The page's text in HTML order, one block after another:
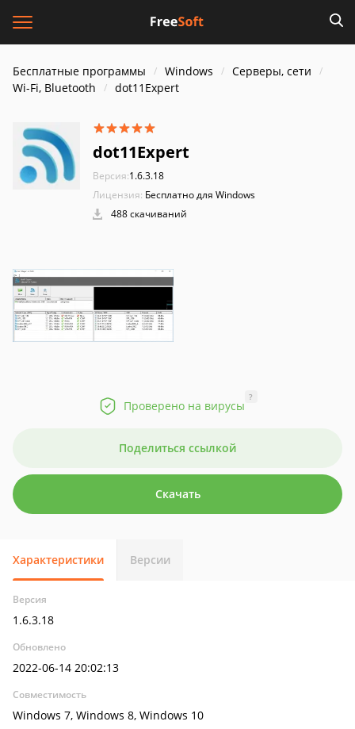
Бесплатные программы Windows
Серверы, сети
Wi-Fi, Bluetooth
dot11Expert
dot11Expert
Версия:1.6.3.18
Лицензия: Бесплатно для Windows
488 скачиваний
Проверено на вирусы
?
Поделиться ссылкой
Скачать
Характеристики Версии
Версия
1.6.3.18
Обновлено
2022-06-14 20:02:13
Совместимость
Windows 7, Windows 8, Windows 10